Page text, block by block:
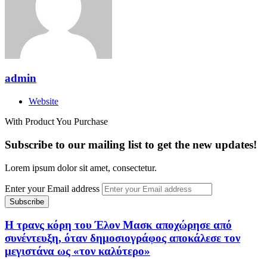
admin
Website
With Product You Purchase
Subscribe to our mailing list to get the new updates!
Lorem ipsum dolor sit amet, consectetur.
Enter your Email address
Η τρανς κόρη του Έλον Μασκ αποχώρησε από
συνέντευξη, όταν δημοσιογράφος αποκάλεσε τον
μεγιστάνα ως «τον καλύτερο»